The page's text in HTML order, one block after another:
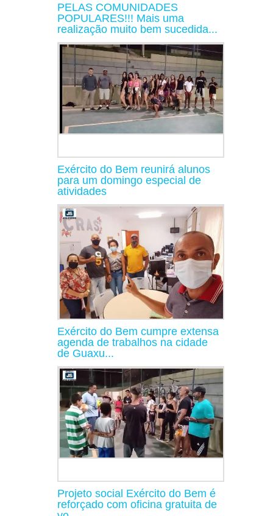
PELAS COMUNIDADES
POPULARES!!! Mais uma
realização muito bem sucedida...
Exército do Bem reunirá alunos
para um domingo especial de
atividades
Exército do Bem cumpre extensa
agenda de trabalhos na cidade
de Guaxu...
Projeto social Exército do Bem é
reforçado com oficina gratuita de